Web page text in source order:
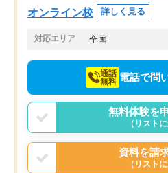
つ成績も上がり、苦手意識も無く
てきたので、さらに苦手な数学も
でお願いしました。来年の高校受
オンライン校 詳しく見る
対応エリア 全国
通話
無料 電話で問
無料体験を
（リスト
資料を請
（リスト